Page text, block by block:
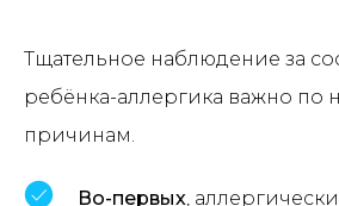
Тщательное наблюдение за
ребёнка-аллергика важно по
причинам.
Во-первых,